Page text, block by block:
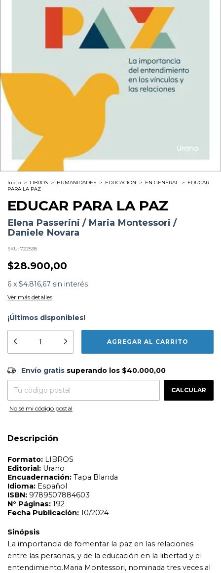
Inicio > LIBROS > HUMANIDADES > EDUCACION > EN GENERAL > EDUCAR
PARA LA PAZ
EDUCAR PARA LA PAZ
Elena Passerini / Maria Montessori /
Daniele Novara
SKU: 722538
$28.900,00
6 x $4.816,67 sin interés
Ver más detalles
¡Últimos disponibles!
Envío gratis $40.000,00
Entregas para el CP: CAMBIAR CP
Envío gratis superando los $40.000,00
CALCULAR
No sé mi código postal
Descripción
Editorial:
Urano
Encuadernación:
Tapa Blanda
ISBN:
9789507884603
N°Páginas:192
Fecha Publicación:10/2024
La importancia de fomentar la paz en las relaciones
Premio Nobel de la Paz, fue siempre una voz crítica
importancia del respeto en el trato, no solo hacia el
prójimo, sino también hacia los pequeños.Su
pensamiento y método educativo están muy
relacionados con la importancia de la existencia de la paz
en las relaciones entre padres e hijos, entendida como
una real y habitable, y no como un ideal abstracto, y en
este libro se vuelcan sus textos más destacados sobre
espíritu innovador para ayudarnos a criar niños y niñas
que puedan dar vida a una humanidad nueva y libre,
porque como ella dijo, «la educación es el arma de la paz,
y la paz es la condición de una buena educación».? La